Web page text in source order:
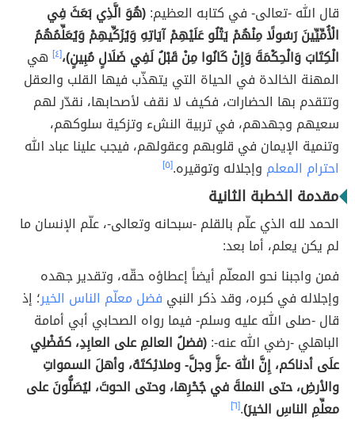
قال الله -تعالى- في كتابه العظيم:(هُوَ الَّذِي بَعَثَ فِي
الْأُمِّيِّينَ رَسُولًا مِنْهُمْ يَتْلُو عَلَيْهِمْ آيَاتِهِ وَيُزَكِّيهِمْ وَيُعَلِّمُهُمُ
الْكِتَابَ وَالْحِكْمَةَ وَإِنْ كَانُوا مِنْ قَبْلُ لَفِي ضَلَالٍ مُبِينٍ)،[٤]
هي
المهنة الخالدة في الحياة التي يتهذّب فيها القلب والعقل
وتتقدم بها الحضارات، فكيف لا نقف لأصحابها، نقدّر لهم
سعيهم وجهدهم، في تربية النشء وتزكية سلوكهم،
وتنمية الإيمان في قلوبهم وعقولهم، فيجب علينا عباد الله
احترام المعلم وإجلاله وتوقيره.[٥]
مقدمة الخطبة الثانية
الحمد لله الذي علّم بالقلم -سبحانه وتعالى-، علّم الإنسان ما
لم يكن يعلم، أما بعد:
فمن واجبنا نحو المعلّم أيضاً إعطاؤه حقّه، وتقدير جهده
وإجلاله في كبره، وقد ذكر النبي فضل معلّم الناس الخير؛ إذ
قال -صلى الله عليه وسلم- فيما رواه الصحابي أبي أمامة
الباهلي -رضي الله عنه-:(فضلُ العالمِ على العابِدِ، كفَضْلِي
علَى أدناكم، إِنَّ اللهَ -عزَّ وجلَّ- وملائِكتَهُ، وأهلَ السمواتِ
والأرضِ، حتى النملةَ في جُحْرِها، وحتى الحوتَ، ليُصَلُّونَ على
معلِّمِ الناسِ الخيرَ).[٦]